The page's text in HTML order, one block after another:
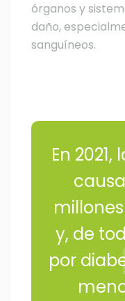
órganos y
daño,
sanguíneos.
En
y, de
por